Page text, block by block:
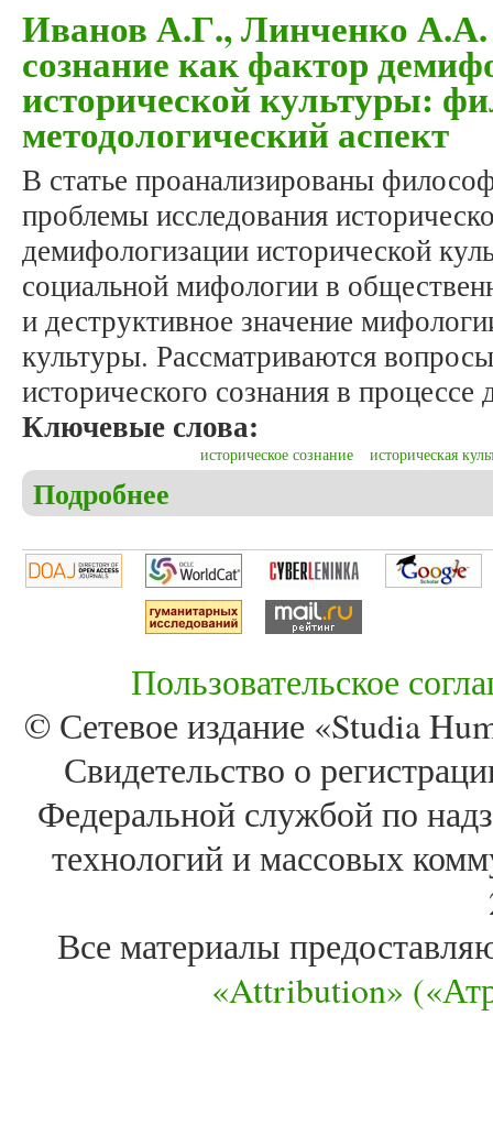
Иванов А.Г., Линченко А.А.
сознание как фактор
исторической культуры:
методологический аспект
В статье проанализированы
проблемы исследования
демифологизации исторической
социальной мифологии в
и деструктивное значение
культуры. Рассматриваются
исторического сознания в
Ключевые слова:
историческое сознание историческая
Подробнее
Пользовательское
© Сетевое издание «Studia
Свидетельство о
Федеральной службой по
технологий и массовых
Все материалы
«Attribution»